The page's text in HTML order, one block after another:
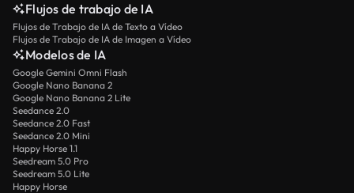
Flujos de trabajo de IA
Flujos de Trabajo de IA de Texto a Vídeo
Flujos de Trabajo de IA de Imagen a Vídeo
Modelos de IA
Google Gemini Omni Flash
Google Nano Banana 2
Google Nano Banana 2 Lite
Seedance 2.0
Seedance 2.0 Fast
Seedance 2.0 Mini
Happy Horse 1.1
Seedream 5.0 Pro
Seedream 5.0 Lite
Happy Horse